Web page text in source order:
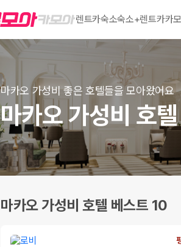
렌트카숙소숙소+렌트카카
마카오 가성비 좋은 호텔들을 모아왔어요
마카오 가성비 호
마카오 가성비 호텔 베스트 10